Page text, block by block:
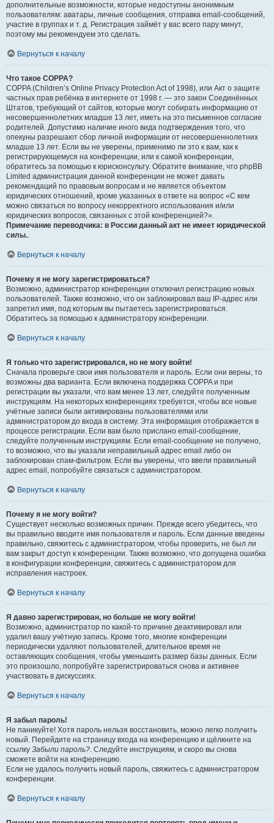
дополнительные возможности, которые недоступны анонимным
пользователям: аватары, личные сообщения, отправка email-сообщений,
участие в группах и т. д. Регистрация займёт у вас всего пару минут,
поэтому мы рекомендуем это сделать.
Вернуться к началу
Что такое COPPA?
COPPA (Children’s Online Privacy Protection Act of 1998), или Акт о защите
частных прав ребёнка в интернете от 1998 г. — это закон Соединённых
Штатов, требующий от сайтов, которые могут собирать информацию от
несовершеннолетних младше 13 лет, иметь на это письменное согласие
родителей. Допустимо наличие иного вида подтверждения того, что
опекуны разрешают сбор личной информации от несовершеннолетних
младше 13 лет. Если вы не уверены, применимо ли это к вам, как к
регистрирующемуся на конференции, или к самой конференции,
обратитесь за помощью к юрисконсульту. Обратите внимание, что phpBB
Limited администрация данной конференции не может давать
рекомендаций по правовым вопросам и не является объектом
юридических отношений, кроме указанных в ответе на вопрос «С кем
можно связаться по вопросу некорректного использования и/или
юридических вопросов, связанных с этой конференцией?».
Примечание переводчика: в России данный акт не имеет юридической
силы..
Вернуться к началу
Почему я не могу зарегистрироваться?
Возможно, администратор конференции отключил регистрацию новых
пользователей. Также возможно, что он заблокировал ваш IP-адрес или
запретил имя, под которым вы пытаетесь зарегистрироваться.
Обратитесь за помощью к администратору конференции.
Вернуться к началу
Я только что зарегистрировался, но не могу войти!
Сначала проверьте свои имя пользователя и пароль. Если они верны, то
возможны два варианта. Если включена поддержка COPPA и при
регистрации вы указали, что вам менее 13 лет, следуйте полученным
инструкциям. На некоторых конференциях требуется, чтобы все новые
учётные записи были активированы пользователями или
администратором до входа в систему. Эта информация отображается в
процессе регистрации. Если вам было прислано email-сообщение,
следуйте полученным инструкциям. Если email-сообщение не получено,
то возможно, что вы указали неправильный адрес email либо он
заблокирован спам-фильтром. Если вы уверены, что ввели правильный
адрес email, попробуйте связаться с администратором.
Вернуться к началу
Почему я не могу войти?
Существует несколько возможных причин. Прежде всего убедитесь, что
вы правильно вводите имя пользователя и пароль. Если данные введены
правильно, свяжитесь с администратором, чтобы проверить, не был ли
вам закрыт доступ к конференции. Также возможно, что допущена ошибка
в конфигурации конференции, свяжитесь с администратором для
исправления настроек.
Вернуться к началу
Я давно зарегистрирован, но больше не могу войти!
Возможно, администратор по какой-то причине деактивировал или
удалил вашу учётную запись. Кроме того, многие конференции
периодически удаляют пользователей, длительное время не
оставляющих сообщения, чтобы уменьшить размер базы данных. Если
это произошло, попробуйте зарегистрироваться снова и активнее
участвовать в дискуссиях.
Вернуться к началу
Я забыл пароль!
Не паникуйте! Хотя пароль нельзя восстановить, можно легко получить
новый. Перейдите на страницу входа на конференцию и щёлкните на
ссылку Забыли пароль?. Следуйте инструкциям, и скоро вы снова
сможете войти на конференцию.
Если не удалось получить новый пароль, свяжитесь с администратором
конференции.
Вернуться к началу